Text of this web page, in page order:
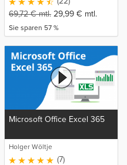
69,72€mtl. 29,99 € mtl.
Sie sparen 57 %
Microsoft Office Excel 365
Holger Wöltje
(7)